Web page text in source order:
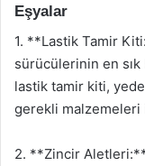
Eşyalar
1. **Lastik Tamir
sürücülerinin en sık
lastik tamir kiti,
gerekli malzemeleri
2. **Zincir